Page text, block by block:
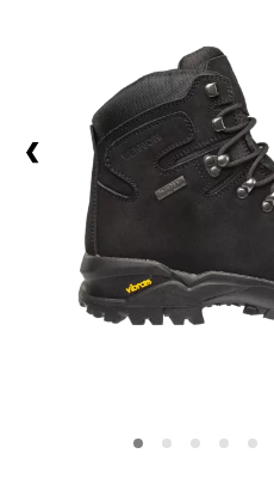
Outdoor
Calçado casual
Tactical